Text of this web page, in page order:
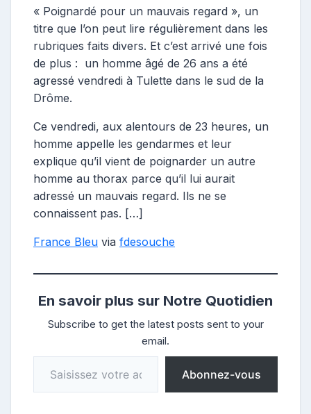
« Poignardé pour un mauvais regard », un
titre que l’on peut lire régulièrement dans les
rubriques faits divers. Et c’est arrivé une fois
de plus : un homme âgé de 26 ans a été
agressé vendredi à Tulette dans le sud de la
Drôme.
Ce vendredi, aux alentours de 23 heures, un
homme appelle les gendarmes et leur
explique qu’il vient de poignarder un autre
homme au thorax parce qu’il lui aurait
adressé un mauvais regard. Ils ne se
connaissent pas. […]
France Bleu via fdesouche
En savoir plus sur Notre Quotidien
Subscribe to get the latest posts sent to your
email.
Saisissez votre adresse e-mail…
Abonnez-vous